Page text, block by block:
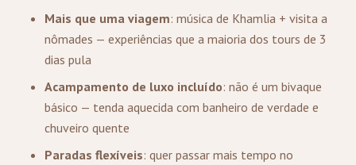
Mais que uma viagem: música de Khamlia + visita a
nômades — experiências que a maioria dos tours de 3
dias pula
Acampamento de luxo incluído: não é um bivaque
básico — tenda aquecida com banheiro de verdade e
chuveiro quente
Paradas flexíveis: quer passar mais tempo no